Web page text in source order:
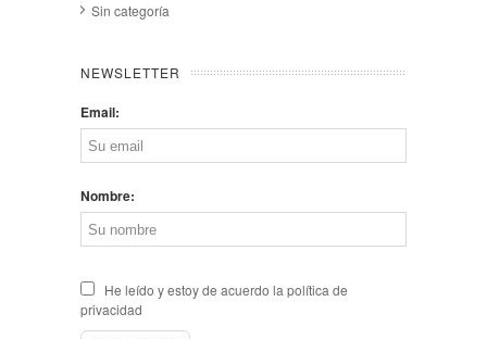
Sin categoría
NEWSLETTER
Email:
Nombre:
He leído y estoy de acuerdo la política de
privacidad